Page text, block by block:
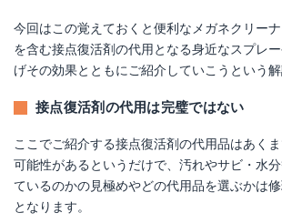
今回はこの覚えておくと便利なメガネクリー
を含む接点復活剤の代用となる身近なスプレ
げその効果とともにご紹介していこうという解
接点復活剤の代用は完璧ではない
ここでご紹介する接点復活剤の代用品はあく
可能性があるというだけで、汚れやサビ・水
ているのかの見極めやどの代用品を選ぶかは
となります。